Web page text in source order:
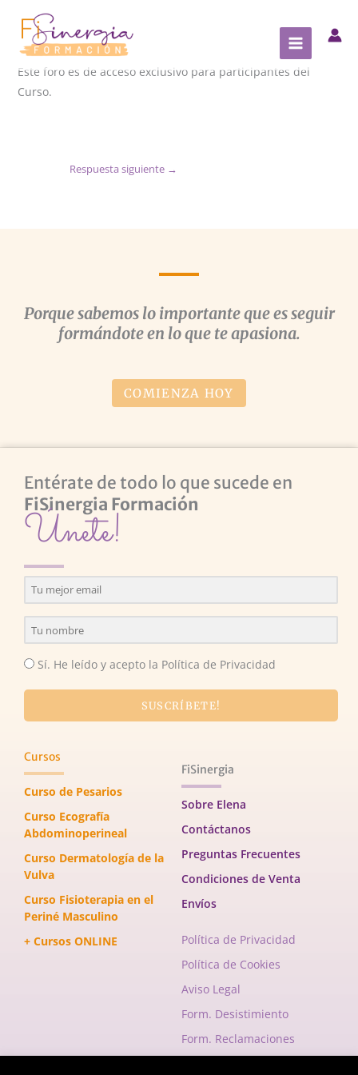
contenido
Este foro es de acceso exclusivo para participantes del
Curso.
Respuesta siguiente →
Porque sabemos lo importante que es seguir
formándote en lo que te apasiona.
COMIENZA HOY
Entérate de todo lo que sucede en
FiSinergia Formación
Únete!
Sí. He leído y acepto la Política de Privacidad
SUSCRÍBETE!
Cursos
Curso de Pesarios
Curso Ecografía
Abdominoperineal
Curso Dermatología de la
Vulva
Curso Fisioterapia en el
Periné Masculino
+ Cursos ONLINE
FiSinergia
Sobre Elena
Contáctanos
Preguntas Frecuentes
Condiciones de Venta
Envíos
Política de Privacidad
Política de Cookies
Aviso Legal
Form. Desistimiento
Form. Reclamaciones